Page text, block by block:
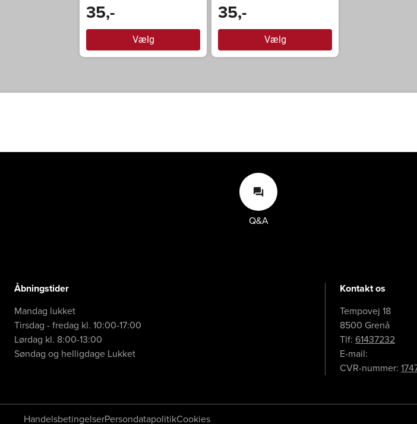
35,-
Vælg
35,-
Vælg
Q&A
Q&A
Åbningstider
Mandag lukket
Tirsdag - fredag kl. 10:00-17:00
Lørdag kl. 8:00-13:00
Søndag og helligdage Lukket
Kontakt os
Tempovej 18
8500 Grenå
Tlf: 61437232
E-mail:
CVR-nummer:
HandelsbetingelserPersondatapolitikCookies